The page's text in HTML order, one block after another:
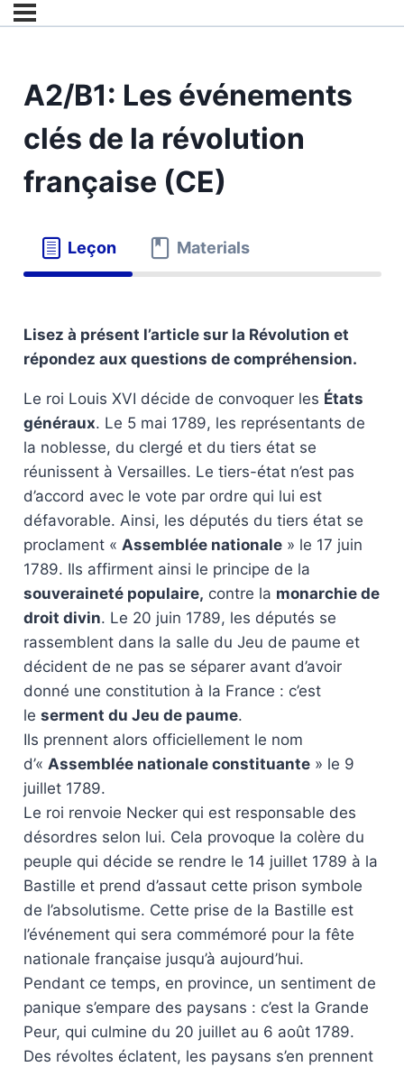
A2/B1: Les événements
clés de la révolution
française (CE)
Leçon Materials
Lisez à présent l’article sur la Révolution et
répondez aux questions de compréhension.
Le roi Louis XVI décide de convoquer les États
généraux. Le 5 mai 1789, les représentants de
la noblesse, du clergé et du tiers état se
réunissent à Versailles. Le tiers-état n’est pas
d’accord avec le vote par ordre qui lui est
défavorable. Ainsi, les députés du tiers état se
proclament « Assemblée nationale» le 17 juin
1789. Ils affirment ainsi le principe de la
souveraineté populaire, contre la monarchie de
droit divin. Le 20 juin 1789, les députés se
rassemblent dans la salle du Jeu de paume et
décident de ne pas se séparer avant d’avoir
donné une constitution à la France : c’est
le serment du Jeu de paume.
Ils prennent alors officiellement le nom
d’« Assemblée nationale constituante» le 9
juillet 1789.
Le roi renvoie Necker qui est responsable des
désordres selon lui. Cela provoque la colère du
peuple qui décide se rendre le 14 juillet 1789 à la
Bastille et prend d’assaut cette prison symbole
de l’absolutisme. Cette prise de la Bastille est
l’événement qui sera commémoré pour la fête
nationale française jusqu’à aujourd’hui.
Pendant ce temps, en province, un sentiment de
panique s’empare des paysans : c’est la Grande
Peur, qui culmine du 20 juillet au 6 août 1789.
Des révoltes éclatent, les paysans s’en prennent